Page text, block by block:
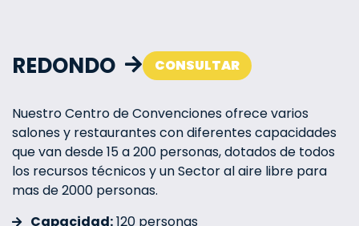
REDONDO CONSULTAR
Nuestro Centro de Convenciones ofrece varios
salones y restaurantes con diferentes capacidades
que van desde 15 a 200 personas, dotados de todos
los recursos técnicos y un Sector al aire libre para
mas de 2000 personas.
Capacidad:120 personas